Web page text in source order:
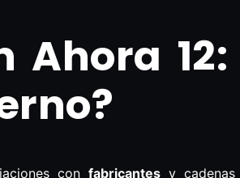
Ahora
confabricantes y